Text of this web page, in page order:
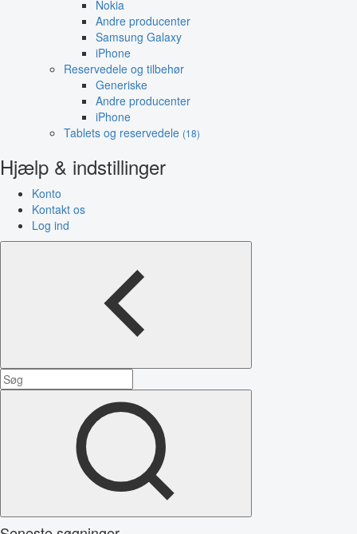
Nokia
Andre producenter
Samsung Galaxy
iPhone
Reservedele og tilbehør
Generiske
Andre producenter
iPhone
Tablets og reservedele (18)
Hjælp & indstillinger
Konto
Kontakt os
Log ind